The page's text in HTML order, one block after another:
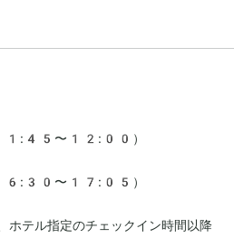
11:45〜12:00）
16:30〜17:05）
ホテル指定のチェックイン時間以降